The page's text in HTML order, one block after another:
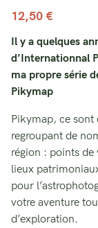
12,50 €
Il y a quelques
d’Internationnal
ma propre série
Pikymap
Pikymap, ce sont
regroupant de
région : points de
lieux
pour
votre aventure
d’exploration.